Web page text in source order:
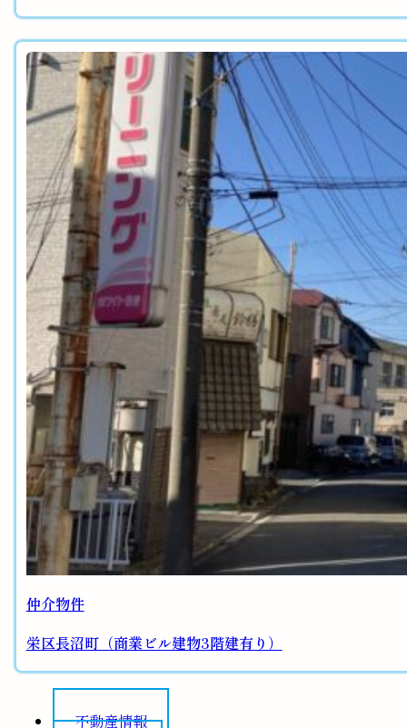
仲介物件
栄区長沼町（商業ビル建物3階建有り）
不動産情報